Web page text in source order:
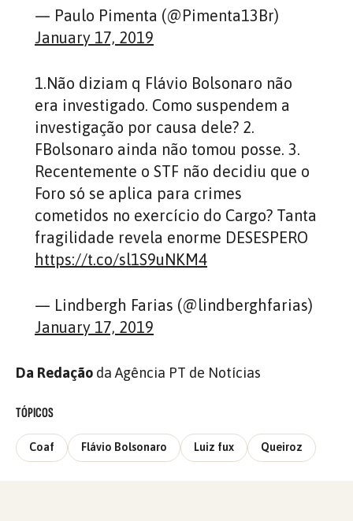
— Paulo Pimenta (@Pimenta13Br)
January 17, 2019
1.Não diziam q Flávio Bolsonaro não
era investigado. Como suspendem a
investigação por causa dele? 2.
FBolsonaro ainda não tomou posse. 3.
Recentemente o STF não decidiu que o
Foro só se aplica para crimes
cometidos no exercício do Cargo? Tanta
fragilidade revela enorme DESESPERO
https://t.co/sl1S9uNKM4
— Lindbergh Farias (@lindberghfarias)
January 17, 2019
Da Redação da Agência PT de Notícias
TÓPICOS
Coaf Flávio Bolsonaro Luiz fux Queiroz